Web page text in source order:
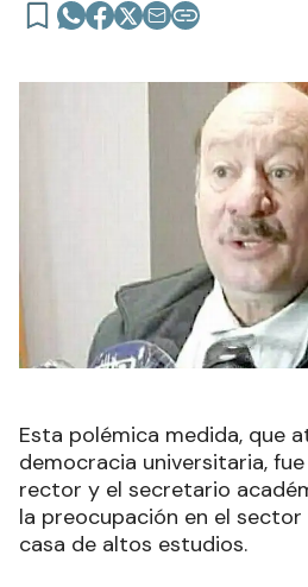
Esta polémica medida, que
democracia universitaria,
rector y el secretario
la preocupación en el
casa de altos estudios.